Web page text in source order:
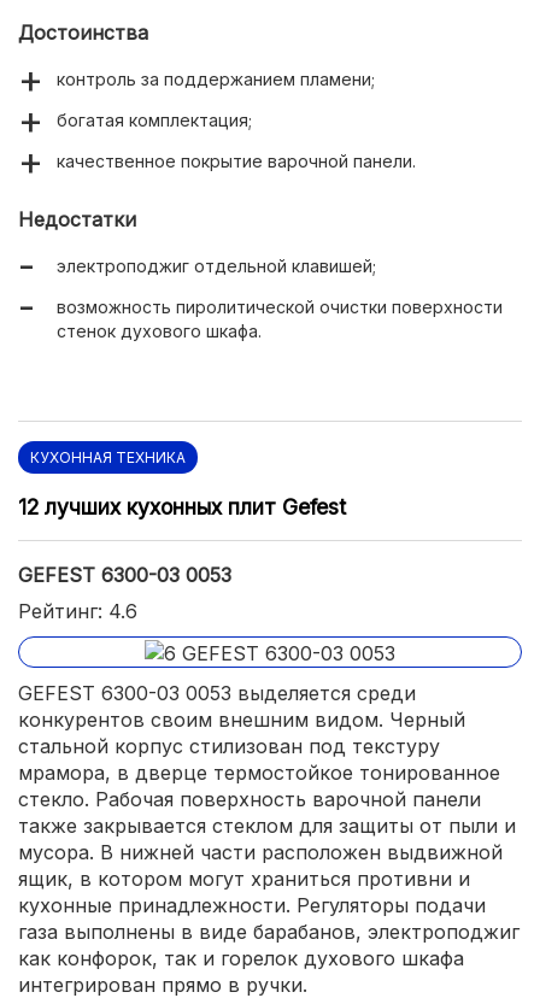
Достоинства
контроль за поддержанием пламени;
богатая комплектация;
качественное покрытие варочной панели.
Недостатки
электроподжиг отдельной клавишей;
возможность пиролитической очистки поверхности
стенок духового шкафа.
КУХОННАЯ ТЕХНИКА
12 лучших кухонных плит Gefest
GEFEST 6300-03 0053
Рейтинг: 4.6
GEFEST 6300-03 0053 выделяется среди
конкурентов своим внешним видом. Черный
стальной корпус стилизован под текстуру
мрамора, в дверце термостойкое тонированное
стекло. Рабочая поверхность варочной панели
также закрывается стеклом для защиты от пыли и
мусора. В нижней части расположен выдвижной
ящик, в котором могут храниться противни и
кухонные принадлежности. Регуляторы подачи
газа выполнены в виде барабанов, электроподжиг
как конфорок, так и горелок духового шкафа
интегрирован прямо в ручки.